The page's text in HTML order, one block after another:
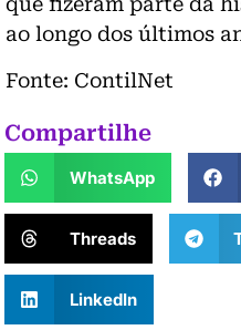
ao longo dos últimos
Fonte: ContilNet
Compartilhe
WhatsApp
Threads
LinkedIn